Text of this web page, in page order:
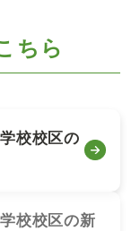
ちら
校校区の
校校区の新